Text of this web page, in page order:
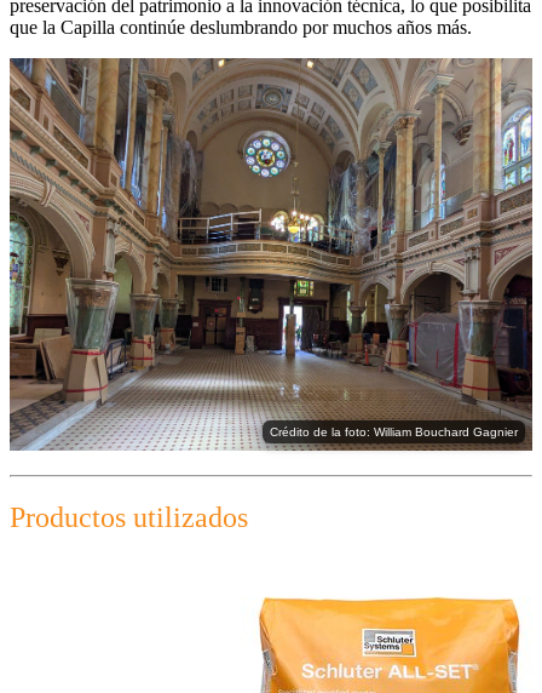
preservación del patrimonio a la innovación técnica, lo que posibilita
que la Capilla continúe deslumbrando por muchos años más.
Crédito de la foto: William Bouchard Gagnier
Productos utilizados